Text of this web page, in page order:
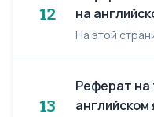
12
на
13
Реферат на
английском